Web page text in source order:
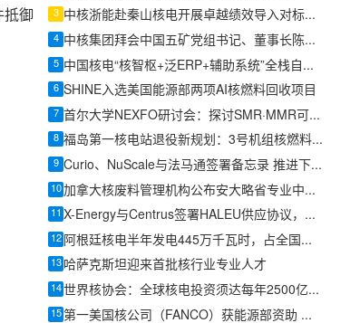
抵御
3 中核浙能赴秦山核电开展卓越绩效导入对标交流
4 中核集团拜会中国五矿党组书记、董事长陈得信
5 中国核电“核智枢+泛ERP+辅助系统”全栈自主可控经营管理平台正式上线
6 SHINE入选美国能源部两项AI核燃料回收项目
7 首尔大学NEXFO研讨会：探讨SMR·MMR可持续发展解决方案
8 福岛第一核电站退役新规划：3号机组核燃料碎片取出前将优先内部调查
9 Curio、NuScale与法马通签署备忘录 推进下一代核燃料循环方案
10 加拿大核废料管理机构公布安大略省专业中心最终设计
11 X-Energy与Centrus签署HALEU供应协议，美国先进核燃料供应链提速
12 阿根廷核电半年发电445万千瓦时，占全国电力7%以上、满足600万人居民用电
13 哈萨克斯坦迎来首批核行业专业人才
14 世界核协会：全球核电投资须达每年2500亿美元，方能支撑2050年三倍装机目标
15 第一美国核公司（FANCO）获能源部资助 加速新型核反应堆研发